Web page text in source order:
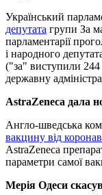
Український
депутата групи За
парламентарії
і народного
("за" виступили
державну
AstraZeneca дала
Англо-шведська
вакцину від
AstraZeneca
параметри самої
Мерія Одеси